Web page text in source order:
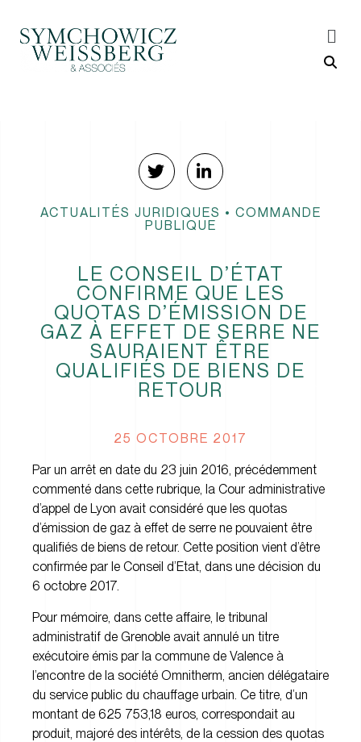
ACTUALITÉS JURIDIQUES • COMMANDE
PUBLIQUE
LE CONSEIL D’ÉTAT
CONFIRME QUE LES
QUOTAS D’ÉMISSION DE
GAZ À EFFET DE SERRE NE
SAURAIENT ÊTRE
QUALIFIÉS DE BIENS DE
RETOUR
25 OCTOBRE 2017
Par un arrêt en date du 23 juin 2016, précédemment
commenté dans cette rubrique, la Cour administrative
d’appel de Lyon avait considéré que les quotas
d’émission de gaz à effet de serre ne pouvaient être
qualifiés de biens de retour. Cette position vient d’être
confirmée par le Conseil d’Etat, dans une décision du
6 octobre 2017.
Pour mémoire, dans cette affaire, le tribunal
administratif de Grenoble avait annulé un titre
exécutoire émis par la commune de Valence à
l’encontre de la société Omnitherm, ancien délégataire
du service public du chauffage urbain. Ce titre, d’un
montant de 625 753,18 euros, correspondait au
produit, majoré des intérêts, de la cession des quotas